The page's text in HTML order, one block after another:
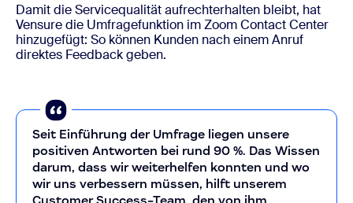
Damit die Servicequalität aufrechterhalten bleibt, hat
Vensure die Umfragefunktion im Zoom Contact Center
hinzugefügt: So können Kunden nach einem Anruf
direktes Feedback geben.
Seit Einführung der Umfrage liegen unsere
positiven Antworten bei rund 90 %. Das Wissen
darum, dass wir weiterhelfen konnten und wo
wir uns verbessern müssen, hilft unserem
Customer Success-Team, den von ihm